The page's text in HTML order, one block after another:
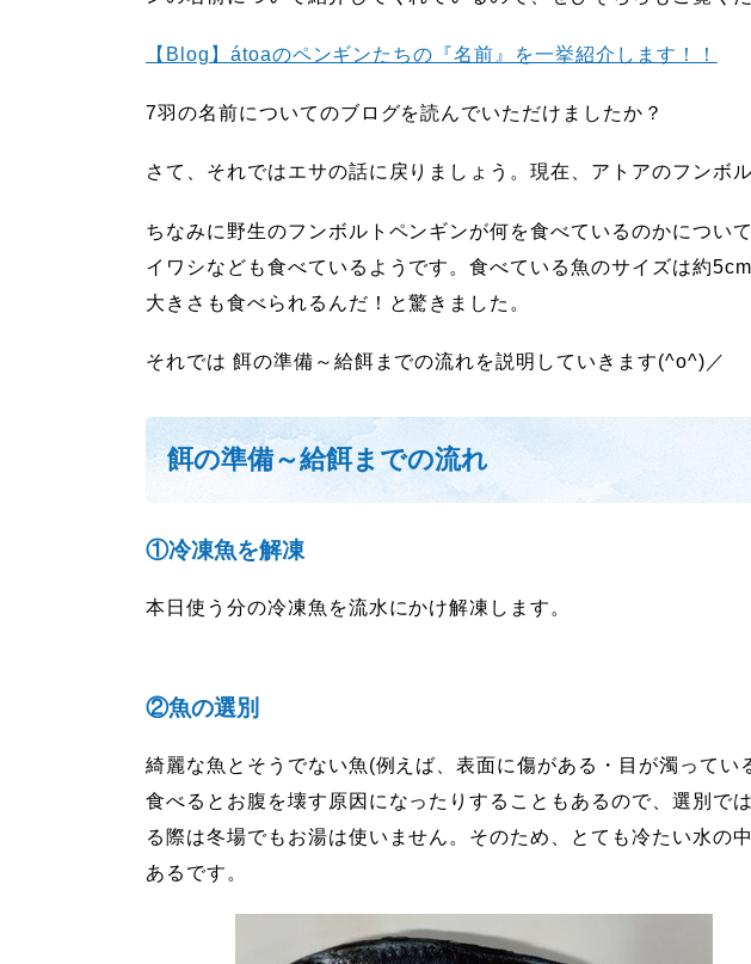
【Blog】átoaのペンギンたちの『名前』を一挙紹介します！！
7羽の名前についてのブログを読んでいただけましたか？
さて、それではエサの話に戻りましょう。現在、アトアのフンボ
ちなみに野生のフンボルトペンギンが何を食べているのかについ
イワシなども食べているようです。食べている魚のサイズは約5cm
大きさも食べられるんだ！と驚きました。
それでは 餌の準備～給餌までの流れを説明していきます(^o^)／
餌の準備～給餌までの流れ
①冷凍魚を解凍
本日使う分の冷凍魚を流水にかけ解凍します。
②魚の選別
綺麗な魚とそうでない魚(例えば、表面に傷がある・目が濁って
食べるとお腹を壊す原因になったりすることもあるので、選別で
る際は冬場でもお湯は使いません。そのため、とても冷たい水の
あるです。